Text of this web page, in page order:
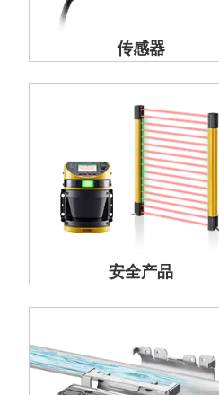
传感器
安全产品